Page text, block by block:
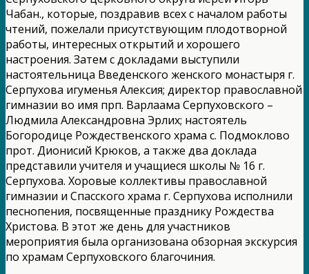
Чабан., которые, поздравив всех с началом работы
чтений, пожелали присутствующим плодотворной
работы, интересных открытий и хорошего
настроения. Затем с докладами выступили
настоятельница Введенского женского монастыря г.
Серпухова игуменья Алексия; директор православной
гимназии во имя прп. Варлаама Серпуховского –
Людмила Александровна Эрлих; настоятель
Богородице Рождественского храма с. Подмоклово
прот. Дионисий Крюков, а также два доклада
представили учителя и учащиеся школы № 16 г.
Серпухова. Хоровые коллективы православной
гимназии и Спасского храма г. Серпухова исполнили
песнопения, посвященные празднику Рождества
Христова. В этот же день для участников
мероприятия была организована обзорная экскурсия
по храмам Серпуховского благочиния.